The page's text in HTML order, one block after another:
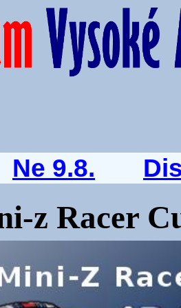
Ne 9.8.
z Racer